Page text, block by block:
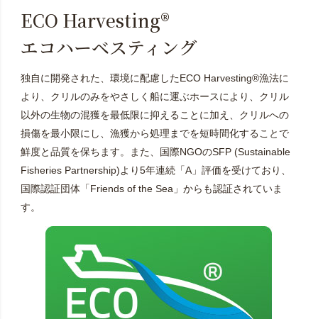
ECO Harvesting®
エコハーベスティング
独自に開発された、環境に配慮したECO Harvesting®漁法に
より、クリルのみをやさしく船に運ぶホースにより、クリル
以外の生物の混獲を最低限に抑えることに加え、クリルへの
損傷を最小限にし、漁獲から処理までを短時間化することで
鮮度と品質を保ちます。また、国際NGOのSFP (Sustainable
Fisheries Partnership)より5年連続「A」評価を受けており、
国際認証団体「Friends of the Sea」からも認証されていま
す。